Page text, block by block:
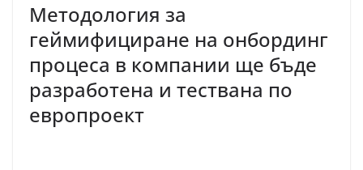
Методология за
геймифициране на онбординг
процеса в компании ще бъде
разработена и тествана по
европроект